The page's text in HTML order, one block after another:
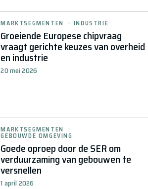
Groeiende Europese chipvraag
vraagt gerichte keuzes van overheid
en industrie
20 mei 2026
MARKTSEGMENTEN INDUSTRIE
Goede oproep door de SER om
verduurzaming van gebouwen te
versnellen
1 april 2026
MARKTSEGMENTEN
GEBOUWDE OMGEVING